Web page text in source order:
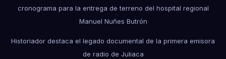
cronograma para la entrega de terreno del hospital regional
Manuel Nuñes Butrón
Historiador destaca el legado documental de la primera emisora
de radio de Juliaca